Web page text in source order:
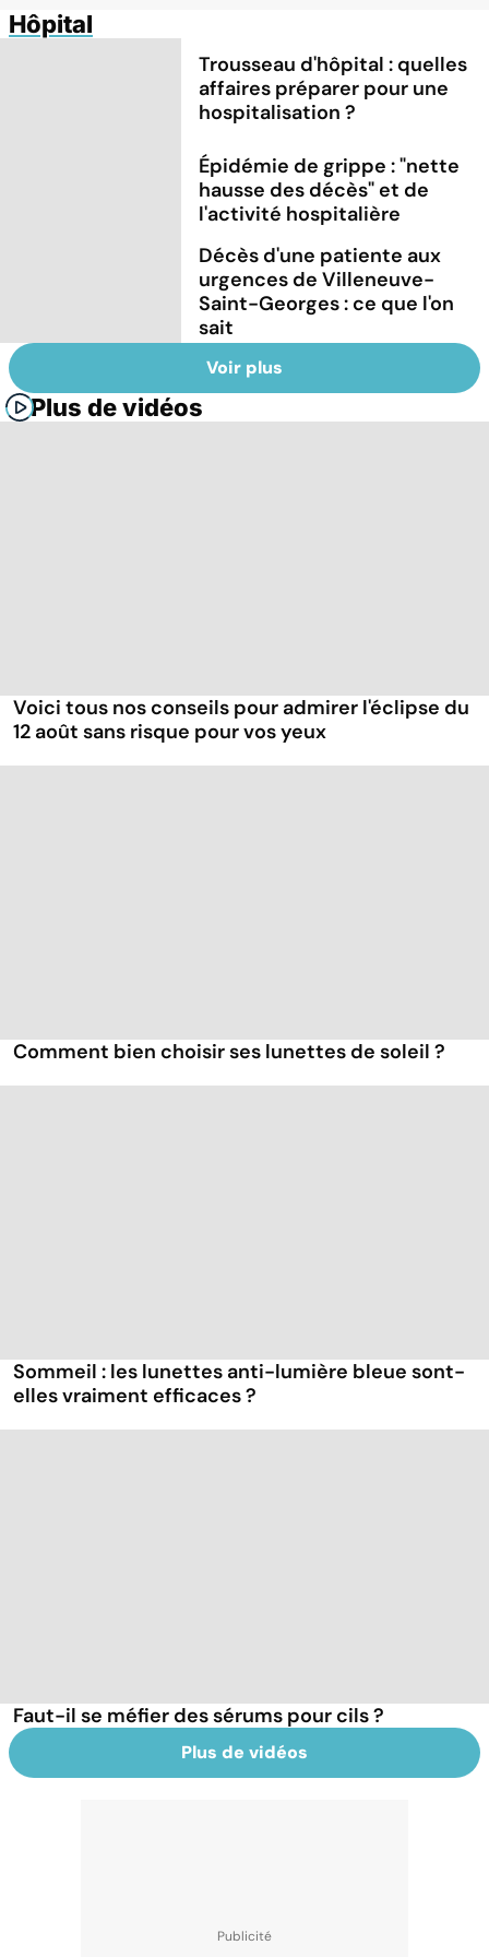
Hôpital
Trousseau d'hôpital : quelles
affaires préparer pour une
hospitalisation ?
Épidémie de grippe : "nette
hausse des décès" et de
l'activité hospitalière
Décès d'une patiente aux
urgences de Villeneuve-
Saint-Georges : ce que l'on
sait
Voir plus
Plus de vidéos
Voici tous nos conseils pour admirer l'éclipse du
12 août sans risque pour vos yeux
Comment bien choisir ses lunettes de soleil ?
Sommeil : les lunettes anti-lumière bleue sont-
elles vraiment efficaces ?
Faut-il se méfier des sérums pour cils ?
Plus de vidéos